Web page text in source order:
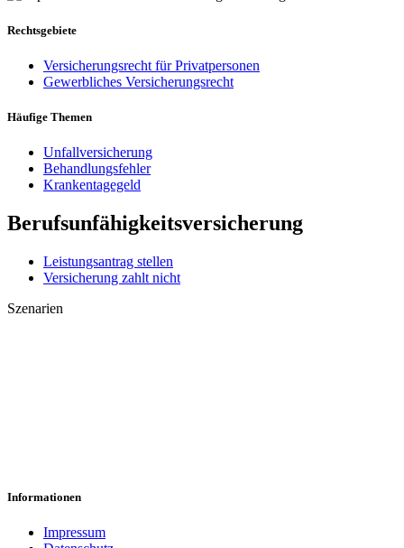
Rechtsgebiete
Versicherungsrecht für Privatpersonen
Gewerbliches Versicherungsrecht
Häufige Themen
Unfallversicherung
Behandlungsfehler
Krankentagegeld
Berufsunfähigkeitsversicherung
Leistungsantrag stellen
Versicherung zahlt nicht
Szenarien
Informationen
Impressum